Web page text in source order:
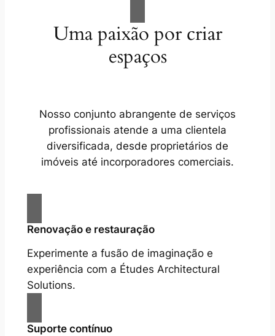
Uma paixão por criar
espaços
Nosso conjunto abrangente de serviços
profissionais atende a uma clientela
diversificada, desde proprietários de
imóveis até incorporadores comerciais.
Renovação e restauração
Experimente a fusão de imaginação e
experiência com a Études Architectural
Solutions.
Suporte contínuo